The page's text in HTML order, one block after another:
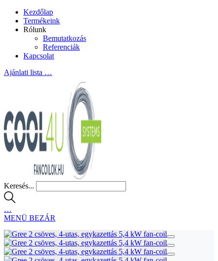
Kezdőlap
Termékeink
Rólunk
Bemutatkozás
Referenciák
Kapcsolat
Ajánlati lista …
Keresés...
…
MENÜ BEZÁR